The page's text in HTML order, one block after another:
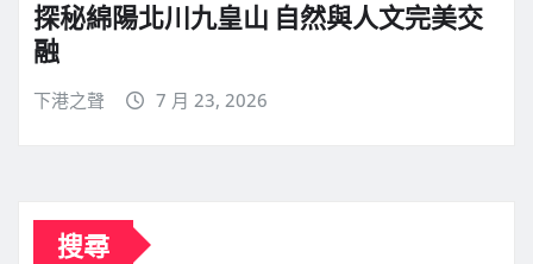
探秘綿陽北川九皇山 自然與人文完美交
融
下港之聲 7 月 23, 2026
搜尋